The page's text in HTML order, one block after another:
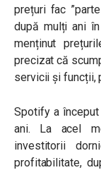
prețuri fac
după mulți ani
menținut
precizat că
servicii și funcții,
Spotify a
ani. La acel
investitorii
profitabilitate,